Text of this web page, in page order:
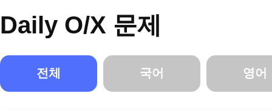
Daily O/X 문제
전체 국어 영어